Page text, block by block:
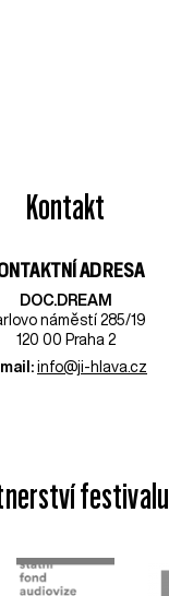
Kontakt
ADRESA
DOC.DREAM​
náměstí 285/19
120 00 Praha 2
info@ji-hlava.cz
festivalu